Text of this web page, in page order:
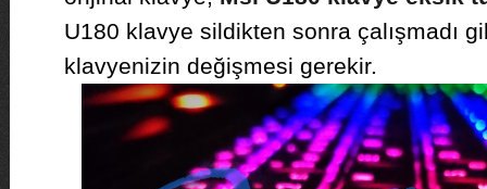
U180 klavye sildikten sonra çalışmadı
klavyenizin değişmesi gerekir.